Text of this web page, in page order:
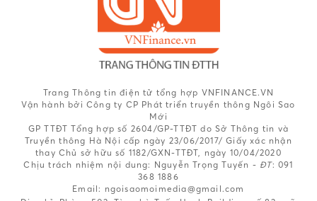
Trang Thông tin điện tử tổng hợp VNFINANCE.VN
Vận hành bởi Công ty CP Phát triển truyền thông Ngôi Sao
Mới
GP TTĐT Tổng hợp số 2604/GP-TTĐT do Sở Thông tin và
Truyền thông Hà Nội cấp ngày 23/06/2017/ Giấy xác nhận
thay Chủ sở hữu số 1182/GXN-TTĐT, ngày 10/04/2020
Chịu trách nhiệm nội dung: Nguyễn Trọng Tuyến - ĐT: 091
368 1886
Email: ngoisaomoimedia@gmail.com